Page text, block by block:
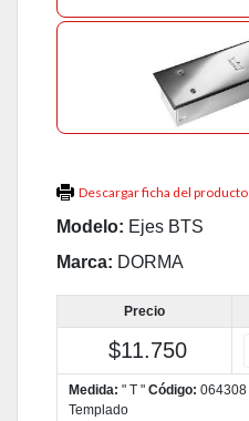
Descargar ficha del producto
Modelo: Ejes BTS
Marca: DORMA
Precio
$11.750
Medida: " T " Código: 064308
Templado